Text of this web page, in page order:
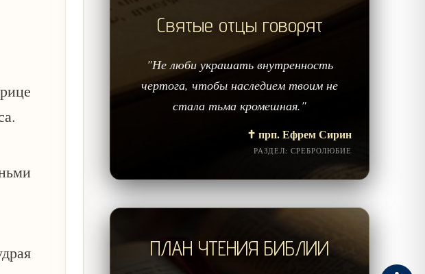
Святые отцы говорят
"Не люби украшать внутренность
чертога, чтобы наследием твоим не
стала тьма кромешная."
✝️ прп. Ефрем Сирин
РАЗДЕЛ: СРЕБРОЛЮБИЕ
ПЛАН ЧТЕНИЯ БИБЛИИ